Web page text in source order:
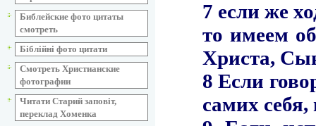
Библейские фото цитаты
смотреть
Біблійні фото цитати
Смотреть Христианские
фотографии
Читати Старий заповіт,
переклад Хоменка